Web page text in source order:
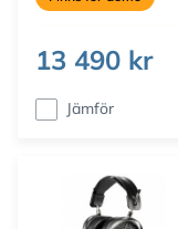
13 490 kr
Jämför